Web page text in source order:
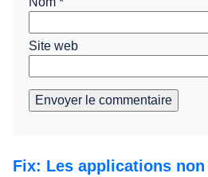
Site web
Envoyer le commentaire
Fix: Les applications